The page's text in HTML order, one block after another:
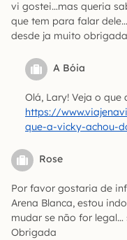
vi gostei…mas queria
que tem para falar
desde ja muito
A Bóia
Olá, Lary! Veja o que
https://
que-a-vicky-achou-
Rose
Por favor gostaria de
Arena Blanca, estou
mudar se não for
Obrigada